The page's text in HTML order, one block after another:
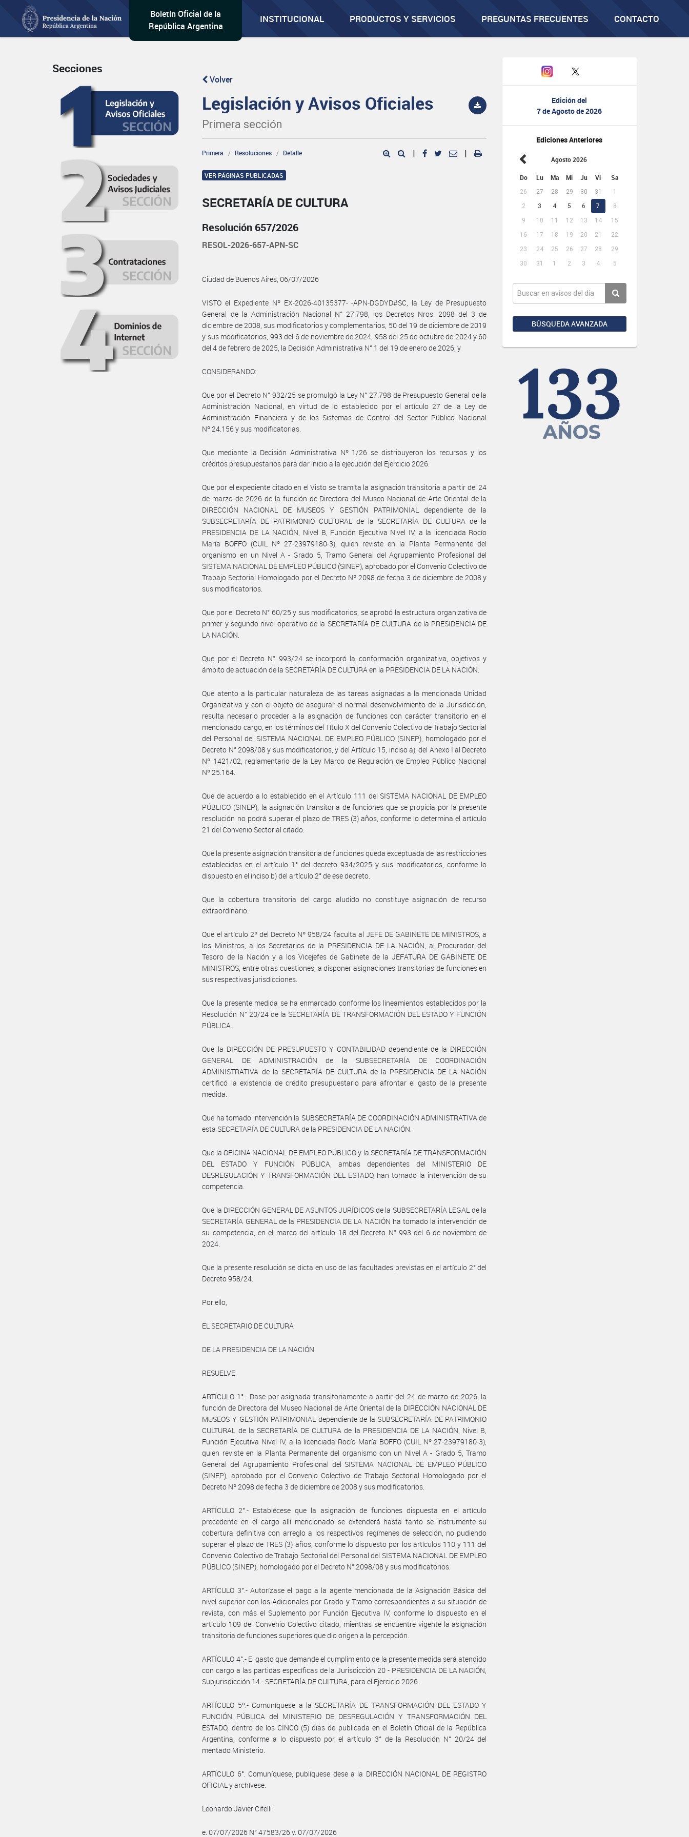
Boletín Oficial de la
República Argentina
INSTITUCIONAL PRODUCTOS Y SERVICIOS PREGUNTAS FRECUENTES CONTACTO
Edición del
7 de Agosto de 2026
Ediciones Anteriores
Agosto 2026
Do Lu Ma Mi Ju Vi Sa
26 27 28 29 30 31
1
2
3 4 5 6 7
8
9
10 11 12 13 14
15
16
17 18 19 20 21
22
23
24 25 26 27 28
29
30
31 1 2 3 4 5
BÚSQUEDA AVANZADA
Secciones
Volver
Legislación y Avisos Oficiales
Primera sección
Primera Resoluciones Detalle | |
VER PÁGINAS PUBLICADAS
SECRETARÍA DE CULTURA
Resolución 657/2026
RESOL-2026-657-APN-SC
Ciudad de Buenos Aires, 06/07/2026
VISTO el Expediente Nº EX-2026-40135377- -APN-DGDYD#SC, la Ley de Presupuesto
General de la Administración Nacional N° 27.798, los Decretos Nros. 2098 del 3 de
diciembre de 2008, sus modificatorios y complementarios, 50 del 19 de diciembre de 2019
y sus modificatorios, 993 del 6 de noviembre de 2024, 958 del 25 de octubre de 2024 y 60
del 4 de febrero de 2025, la Decisión Administrativa N° 1 del 19 de enero de 2026, y
CONSIDERANDO:
Que por el Decreto N° 932/25 se promulgó la Ley N° 27.798 de Presupuesto General de la
Administración Nacional, en virtud de lo establecido por el artículo 27 de la Ley de
Administración Financiera y de los Sistemas de Control del Sector Público Nacional
Nº 24.156 y sus modificatorias.
Que mediante la Decisión Administrativa Nº 1/26 se distribuyeron los recursos y los
créditos presupuestarios para dar inicio a la ejecución del Ejercicio 2026.
Que por el expediente citado en el Visto se tramita la asignación transitoria a partir del 24
de marzo de 2026 de la función de Directora del Museo Nacional de Arte Oriental de la
DIRECCIÓN NACIONAL DE MUSEOS Y GESTIÓN PATRIMONIAL dependiente de la
SUBSECRETARÍA DE PATRIMONIO CULTURAL de la SECRETARÍA DE CULTURA de la
PRESIDENCIA DE LA NACIÓN, Nivel B, Función Ejecutiva Nivel IV, a la licenciada Rocío
María BOFFO (CUIL Nº 27-23979180-3), quien reviste en la Planta Permanente del
organismo en un Nivel A - Grado 5, Tramo General del Agrupamiento Profesional del
SISTEMA NACIONAL DE EMPLEO PÚBLICO (SINEP), aprobado por el Convenio Colectivo de
Trabajo Sectorial Homologado por el Decreto Nº 2098 de fecha 3 de diciembre de 2008 y
sus modificatorios.
Que por el Decreto N° 60/25 y sus modificatorios, se aprobó la estructura organizativa de
primer y segundo nivel operativo de la SECRETARÍA DE CULTURA de la PRESIDENCIA DE
LA NACIÓN.
Que por el Decreto N° 993/24 se incorporó la conformación organizativa, objetivos y
ámbito de actuación de la SECRETARÍA DE CULTURA en la PRESIDENCIA DE LA NACIÓN.
Que atento a la particular naturaleza de las tareas asignadas a la mencionada Unidad
Organizativa y con el objeto de asegurar el normal desenvolvimiento de la Jurisdicción,
resulta necesario proceder a la asignación de funciones con carácter transitorio en el
mencionado cargo, en los términos del Título X del Convenio Colectivo de Trabajo Sectorial
del Personal del SISTEMA NACIONAL DE EMPLEO PÚBLICO (SINEP), homologado por el
Decreto N° 2098/08 y sus modificatorios, y del Artículo 15, inciso a), del Anexo I al Decreto
Nº 1421/02, reglamentario de la Ley Marco de Regulación de Empleo Público Nacional
Nº 25.164.
Que de acuerdo a lo establecido en el Artículo 111 del SISTEMA NACIONAL DE EMPLEO
PÚBLICO (SINEP), la asignación transitoria de funciones que se propicia por la presente
resolución no podrá superar el plazo de TRES (3) años, conforme lo determina el artículo
21 del Convenio Sectorial citado.
Que la presente asignación transitoria de funciones queda exceptuada de las restricciones
establecidas en el artículo 1° del decreto 934/2025 y sus modificatorios, conforme lo
dispuesto en el inciso b) del artículo 2° de ese decreto.
Que la cobertura transitoria del cargo aludido no constituye asignación de recurso
extraordinario.
Que el artículo 2º del Decreto Nº 958/24 faculta al JEFE DE GABINETE DE MINISTROS, a
los Ministros, a los Secretarios de la PRESIDENCIA DE LA NACIÓN, al Procurador del
Tesoro de la Nación y a los Vicejefes de Gabinete de la JEFATURA DE GABINETE DE
MINISTROS, entre otras cuestiones, a disponer asignaciones transitorias de funciones en
sus respectivas jurisdicciones.
Que la presente medida se ha enmarcado conforme los lineamientos establecidos por la
Resolución N° 20/24 de la SECRETARÍA DE TRANSFORMACIÓN DEL ESTADO Y FUNCIÓN
PÚBLICA.
Que la DIRECCIÓN DE PRESUPUESTO Y CONTABILIDAD dependiente de la DIRECCIÓN
GENERAL DE ADMINISTRACIÓN de la SUBSECRETARÍA DE COORDINACIÓN
ADMINISTRATIVA de la SECRETARÍA DE CULTURA de la PRESIDENCIA DE LA NACIÓN
certificó la existencia de crédito presupuestario para afrontar el gasto de la presente
medida.
Que ha tomado intervención la SUBSECRETARÍA DE COORDINACIÓN ADMINISTRATIVA de
esta SECRETARÍA DE CULTURA de la PRESIDENCIA DE LA NACIÓN.
Que la OFICINA NACIONAL DE EMPLEO PÚBLICO y la SECRETARÍA DE TRANSFORMACIÓN
DEL ESTADO Y FUNCIÓN PÚBLICA, ambas dependientes del MINISTERIO DE
DESREGULACIÓN Y TRANSFORMACIÓN DEL ESTADO, han tomado la intervención de su
competencia.
Que la DIRECCIÓN GENERAL DE ASUNTOS JURÍDICOS de la SUBSECRETARÍA LEGAL de la
SECRETARÍA GENERAL de la PRESIDENCIA DE LA NACIÓN ha tomado la intervención de
su competencia, en el marco del artículo 18 del Decreto N° 993 del 6 de noviembre de
2024.
Que la presente resolución se dicta en uso de las facultades previstas en el artículo 2° del
Decreto 958/24.
Por ello,
EL SECRETARIO DE CULTURA
DE LA PRESIDENCIA DE LA NACIÓN
RESUELVE
ARTÍCULO 1°.- Dase por asignada transitoriamente a partir del 24 de marzo de 2026, la
función de Directora del Museo Nacional de Arte Oriental de la DIRECCIÓN NACIONAL DE
MUSEOS Y GESTIÓN PATRIMONIAL dependiente de la SUBSECRETARÍA DE PATRIMONIO
CULTURAL de la SECRETARÍA DE CULTURA de la PRESIDENCIA DE LA NACIÓN, Nivel B,
Función Ejecutiva Nivel IV, a la licenciada Rocío María BOFFO (CUIL Nº 27-23979180-3),
quien reviste en la Planta Permanente del organismo con un Nivel A - Grado 5, Tramo
General del Agrupamiento Profesional del SISTEMA NACIONAL DE EMPLEO PÚBLICO
(SINEP), aprobado por el Convenio Colectivo de Trabajo Sectorial Homologado por el
Decreto Nº 2098 de fecha 3 de diciembre de 2008 y sus modificatorios.
ARTÍCULO 2°.- Establécese que la asignación de funciones dispuesta en el artículo
precedente en el cargo allí mencionado se extenderá hasta tanto se instrumente su
cobertura definitiva con arreglo a los respectivos regímenes de selección, no pudiendo
superar el plazo de TRES (3) años, conforme lo dispuesto por los artículos 110 y 111 del
Convenio Colectivo de Trabajo Sectorial del Personal del SISTEMA NACIONAL DE EMPLEO
PÚBLICO (SINEP), homologado por el Decreto N° 2098/08 y sus modificatorios.
ARTÍCULO 3°.- Autorízase el pago a la agente mencionada de la Asignación Básica del
nivel superior con los Adicionales por Grado y Tramo correspondientes a su situación de
revista, con más el Suplemento por Función Ejecutiva IV, conforme lo dispuesto en el
artículo 109 del Convenio Colectivo citado, mientras se encuentre vigente la asignación
transitoria de funciones superiores que dio origen a la percepción.
ARTÍCULO 4°.- El gasto que demande el cumplimiento de la presente medida será atendido
con cargo a las partidas específicas de la Jurisdicción 20 - PRESIDENCIA DE LA NACIÓN,
Subjurisdicción 14 - SECRETARÍA DE CULTURA, para el Ejercicio 2026.
ARTÍCULO 5º.- Comuníquese a la SECRETARÍA DE TRANSFORMACIÓN DEL ESTADO Y
FUNCIÓN PÚBLICA del MINISTERIO DE DESREGULACIÓN Y TRANSFORMACIÓN DEL
ESTADO, dentro de los CINCO (5) días de publicada en el Boletín Oficial de la República
Argentina, conforme a lo dispuesto por el artículo 3° de la Resolución N° 20/24 del
mentado Ministerio.
ARTÍCULO 6°. Comuníquese, publíquese dese a la DIRECCIÓN NACIONAL DE REGISTRO
OFICIAL y archívese.
Leonardo Javier Cifelli
e. 07/07/2026 N° 47583/26 v. 07/07/2026